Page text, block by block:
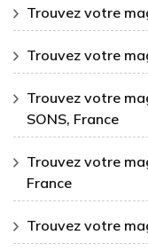
Trouvez votre
Trouvez votre
Trouvez votre
SONS, France
Trouvez votre
France
Trouvez votre